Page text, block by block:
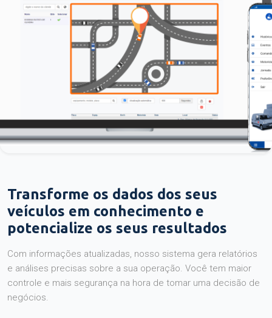
Transforme os dados dos seus
veículos em conhecimento e
potencialize os seus resultados
Com informações atualizadas, nosso sistema gera relatórios
e análises precisas sobre a sua operação. Você tem maior
controle e mais segurança na hora de tomar uma decisão de
negócios.